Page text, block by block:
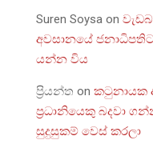
Suren Soysa on
අවසානයේ
යන්න විය
ප්‍රියන්ත on කටුනායක
ප්‍රධානියෙකු බදවා
සුදුසුකම් වෙස් කරලා